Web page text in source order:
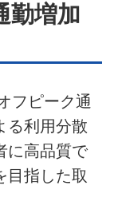
勤増加
フピーク通
る利用分散
に高品質で
目指した取